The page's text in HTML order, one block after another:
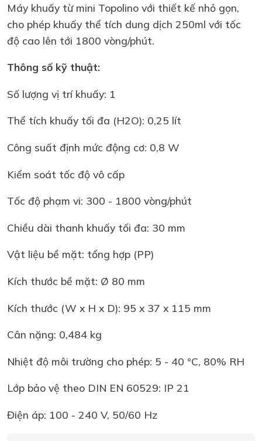
Máy khuấy từ mini Topolino với thiết kế nhỏ gọn,
cho phép khuấy thể tích dung dịch 250ml với tốc
độ cao lên tới 1800 vòng/phút.
Thông số kỹ thuật:
Số lượng vị trí khuấy: 1
Thể tích khuấy tối đa (H2O): 0,25 lít
Công suất định mức động cơ: 0,8 W
Kiểm soát tốc độ vô cấp
Tốc độ phạm vi: 300 - 1800 vòng/phút
Chiều dài thanh khuấy tối đa: 30 mm
Vật liệu bề mặt: tổng hợp (PP)
Kích thước bề mặt: Ø 80 mm
Kích thước (W x H x D): 95 x 37 x 115 mm
Cân nặng: 0,484 kg
Nhiệt độ môi trường cho phép: 5 - 40 °C, 80% RH
Lớp bảo vệ theo DIN EN 60529: IP 21
Điện áp: 100 - 240 V, 50/60 Hz